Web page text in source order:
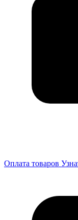
Оплата товаров